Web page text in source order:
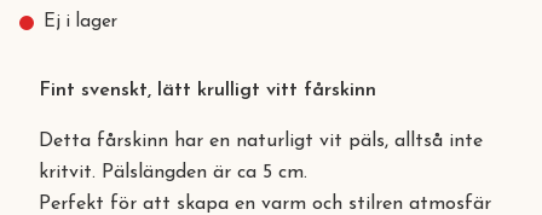
Ej i lager
Fint svenskt, lätt krulligt vitt fårskinn
Detta fårskinn har en naturligt vit päls, alltså inte
kritvit. Pälslängden är ca 5 cm.
Perfekt för att skapa en varm och stilren atmosfär